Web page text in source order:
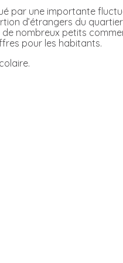
par une importante
d’étrangers du
nombreux petits
pour les habitants.